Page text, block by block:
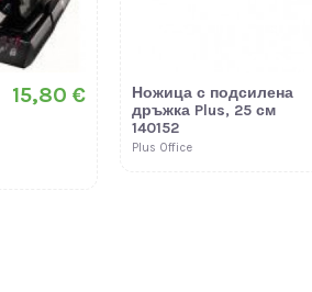
15,80 €
Ножица с подсилена
дръжка Plus, 25 см
140152
Plus Office